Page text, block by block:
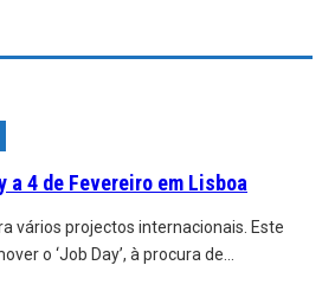
a 4 de Fevereiro em Lisboa
vários projectos internacionais. Este
o ‘Job Day’, à procura de